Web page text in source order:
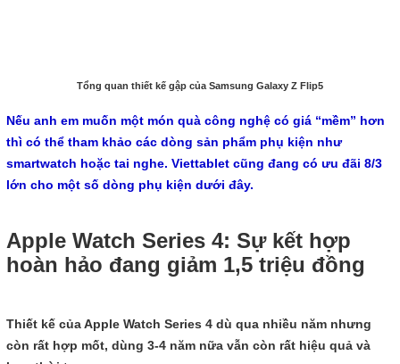
Tổng quan thiết kế gập của Samsung Galaxy Z Flip5
Nếu anh em muốn một món quà công nghệ có giá “mềm” hơn
thì có thể tham khảo các dòng sản phẩm phụ kiện như
smartwatch hoặc tai nghe. Viettablet cũng đang có ưu đãi 8/3
lớn cho một số dòng phụ kiện dưới đây.
Apple Watch Series 4: Sự kết hợp
hoàn hảo đang giảm 1,5 triệu đồng
Thiết kế của Apple Watch Series 4 dù qua nhiều năm nhưng
còn rất hợp mốt, dùng 3-4 năm nữa vẫn còn rất hiệu quả và